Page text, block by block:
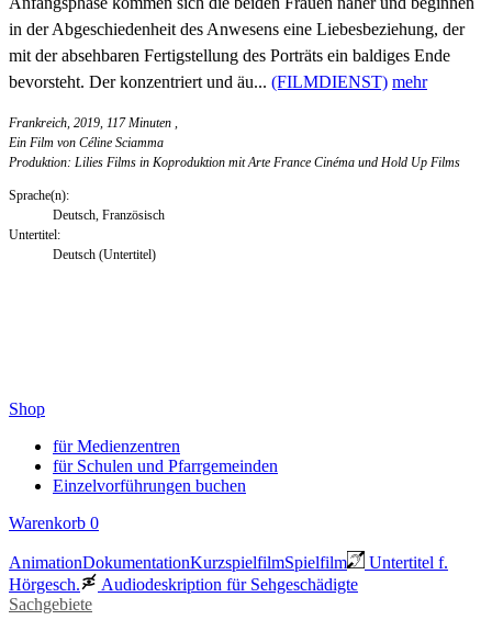
in der Abgeschiedenheit des Anwesens eine Liebesbeziehung, der
mit der absehbaren Fertigstellung des Porträts ein baldiges Ende
bevorsteht. Der konzentriert und äu... (FILMDIENST) mehr
Frankreich, 2019, 117 Minuten ,
Ein Film von Céline Sciamma
Produktion: Lilies Films in Koproduktion mit Arte France Cinéma und Hold Up Films
Sprache(n):
Deutsch, Französisch
Untertitel:
Deutsch (Untertitel)
Shop
für Medienzentren
für Schulen und Pfarrgemeinden
Einzelvorführungen buchen
Warenkorb 0
AnimationDokumentationKurzspielfilmSpielfilm
Untertitel f.
Hörgesch.
Audiodeskription für Sehgeschädigte
Sachgebiete